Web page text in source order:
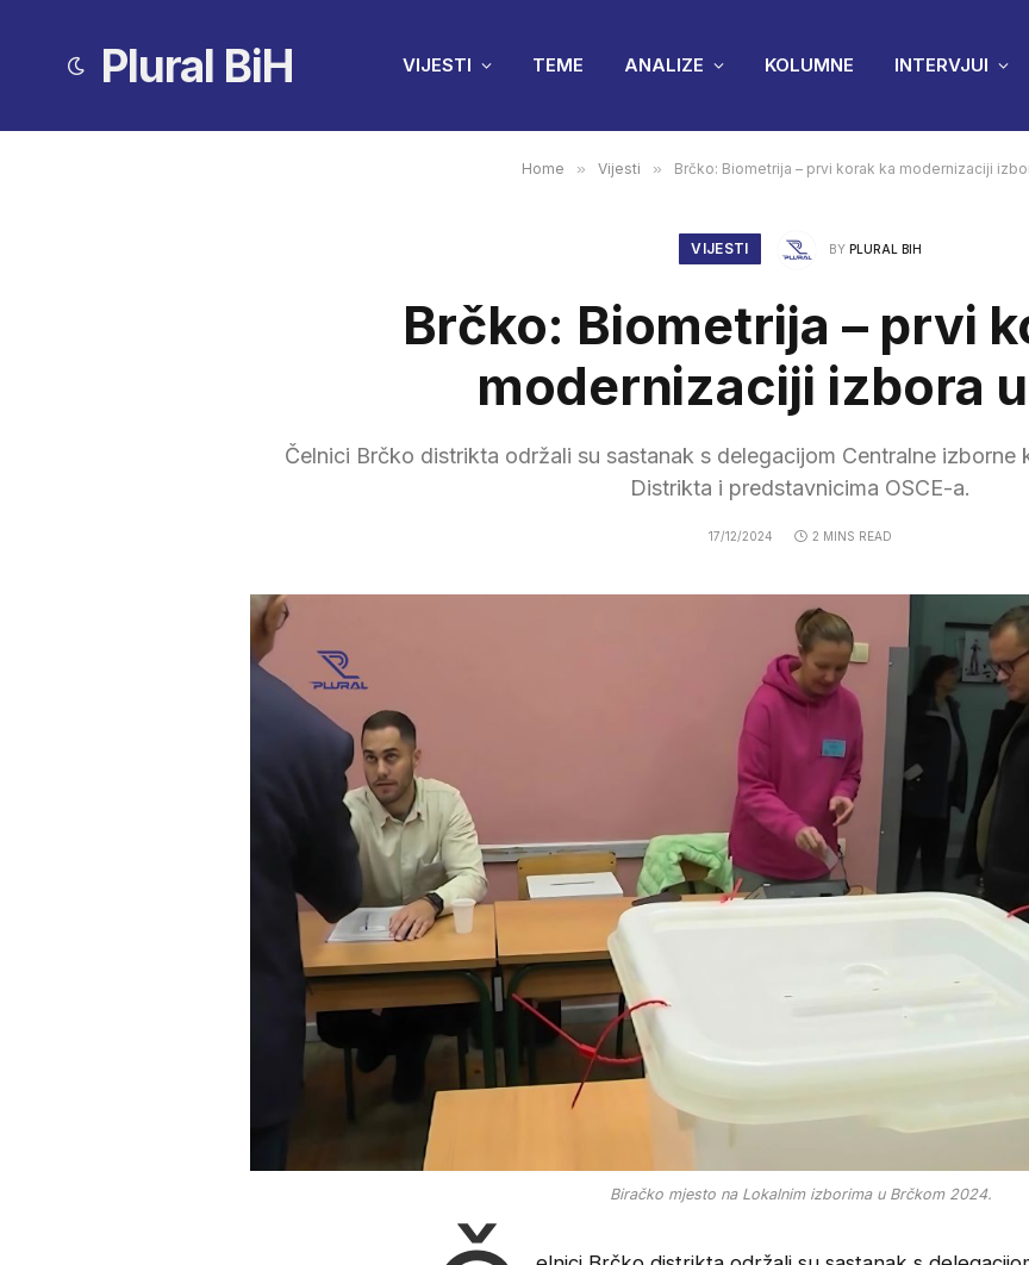
Plural BiH VIJESTI TEME ANALIZE KOLUMNE INTERVJUI
Home » Vijesti » Brčko: Biometrija – prvi korak ka modernizaciji
VIJESTI BY PLURAL BIH
Brčko: Biometrija – prvi
modernizaciji izbora
Čelnici Brčko distrikta održali su sastanak s delegacijom Centralne izborne
Distrikta i predstavnicima OSCE-a.
17/12/2024 2 MINS READ
Biračko mjesto na Lokalnim izborima u Brčkom 2024.